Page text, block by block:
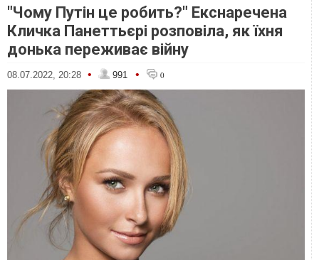
"Чому Путін це робить?" Екснаречена
Кличка Панеттьєрі розповіла, як їхня
донька переживає війну
08.07.2022, 20:28 • 991 • 0